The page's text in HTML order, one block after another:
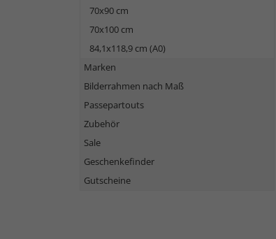
70x90 cm
70x100 cm
84,1x118,9 cm (A0)
Marken
Bilderrahmen nach Maß
Passepartouts
Zubehör
Sale
Geschenkefinder
Gutscheine